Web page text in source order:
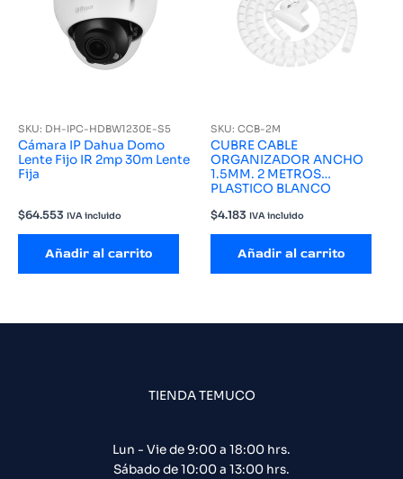
SKU: DH-IPC-HDBW1230E-S5
Cámara IP Dahua Domo
Lente Fijo IR 2mp 30m Lente
Fija
$64.553 IVA incluido
Añadir al carrito
SKU: CCB-2M
CUBRE CABLE
ORGANIZADOR ANCHO
1.5MM. 2 METROS
PLASTICO BLANCO
$4.183 IVA incluido
Añadir al carrito
TIENDA TEMUCO
Lun - Vie de 9:00 a 18:00 hrs.
Sábado de 10:00 a 13:00 hrs.